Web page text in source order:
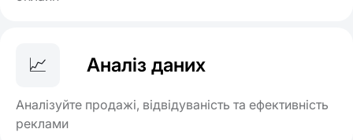
📈 Аналіз даних
Аналізуйте продажі, відвідуваність та ефективність
реклами